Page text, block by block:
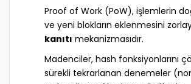
Proof of Work (PoW), işlemlerin
ve yeni blokların eklenmesini
kanıtı mekanizmasıdır.
Madenciler, hash fonksiyonlarını
sürekli tekrarlanan denemeler